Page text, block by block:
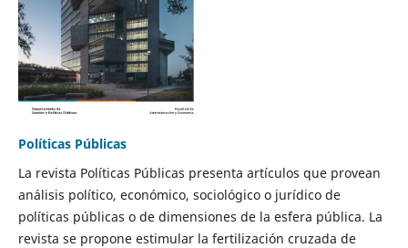
Políticas Públicas
La revista Políticas Públicas presenta artículos que provean
análisis político, económico, sociológico o jurídico de
políticas públicas o de dimensiones de la esfera pública. La
revista se propone estimular la fertilización cruzada de